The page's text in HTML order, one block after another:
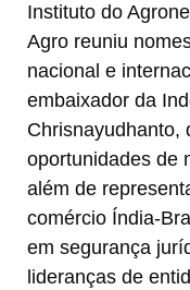
Instituto do
Agro reuniu
nacional e
embaixador da
Chrisnayudhanto,
oportunidades de
além de
comércio Índia-
em segurança
lideranças de